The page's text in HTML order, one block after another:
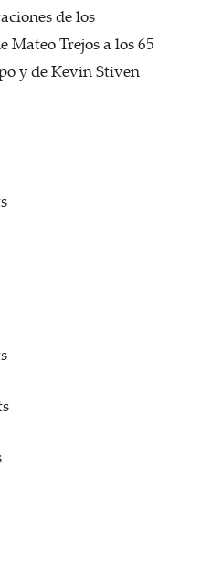
de los
Mateo Trejos a los 65
y de Kevin Stiven